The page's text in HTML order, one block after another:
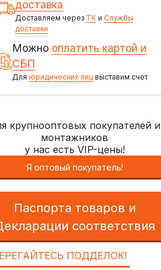
доставка
Доставляем через ТКи Службы
доставки
Можно оплатить картой и
СБП
Для юридических лицвыставим счет
крупнооптовых покупателей и
монтажников
у нас есть VIP-цены!
Я оптовый покупатель!
Паспорта товаров и
соответствия
ПОДДЕЛОК!